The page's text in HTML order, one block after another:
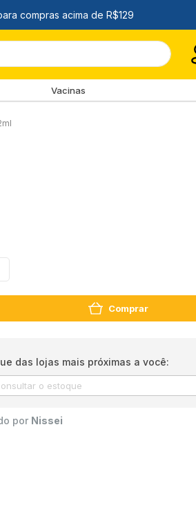
Vacinas
Comprar
das lojas mais próximas a você:
por Nissei